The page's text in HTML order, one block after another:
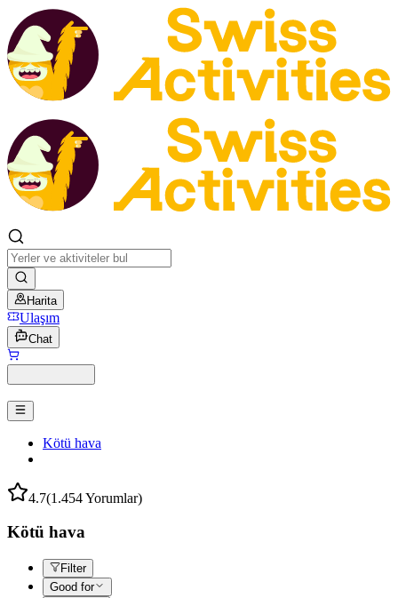
Harita
Ulaşım
Chat
Kötü hava
4.7(1.454 Yorumlar)
Kötü hava
Filter
Good for